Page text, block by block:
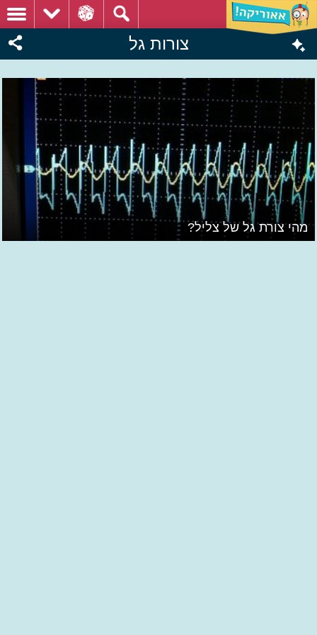
צורות גל
מהי צורת גל של צליל?